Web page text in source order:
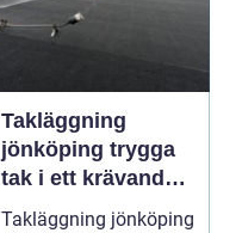
Takläggning
jönköping trygga
tak i ett krävande
småländskt klimat
Takläggning jönköping